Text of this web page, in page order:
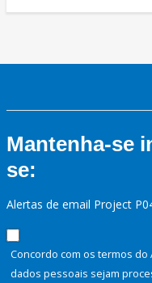
Mantenha-se
se:
Alertas de email Project
Concordo com os termos
dados pessoais sejam